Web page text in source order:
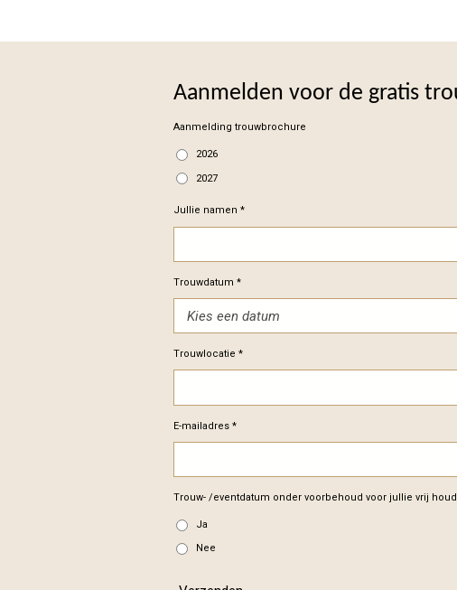
Aanmelden voor de gratis
Aanmelding trouwbrochure
2026
2027
Jullie namen *
Trouwdatum *
Trouwlocatie *
E-mailadres *
Trouw- /eventdatum onder voorbehoud voor jullie vrij
Ja
Nee